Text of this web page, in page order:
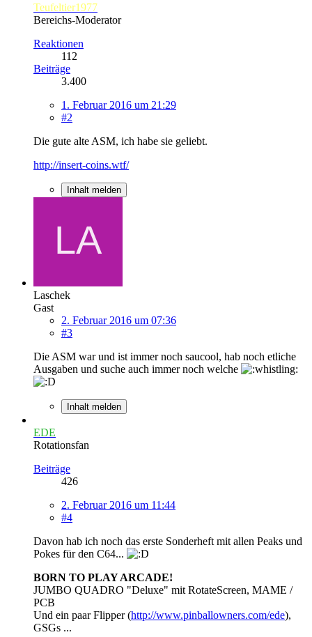
Teufeltier1977
Bereichs-Moderator
Reaktionen
112
Beiträge
3.400
1. Februar 2016 um 21:29
#2
Die gute alte ASM, ich habe sie geliebt.
http://insert-coins.wtf/
Inhalt melden
Laschek
Gast
2. Februar 2016 um 07:36
#3
Die ASM war und ist immer noch saucool, hab noch etliche
Ausgaben und suche auch immer noch welche
Inhalt melden
EDE
Rotationsfan
Beiträge
426
2. Februar 2016 um 11:44
#4
Davon hab ich noch das erste Sonderheft mit allen Peaks und
Pokes für den C64...
BORN TO PLAY ARCADE!
JUMBO QUADRO "Deluxe" mit RotateScreen, MAME /
PCB
Und ein paar Flipper (http://www.pinballowners.com/ede),
GSGs ...